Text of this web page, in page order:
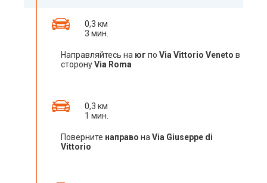
0,3 км
3 мин.
Направляйтесь на юг по Via Vittorio Veneto в
сторонуVia Roma
0,3 км
1 мин.
Поверните направо на Via Giuseppe di
Vittorio